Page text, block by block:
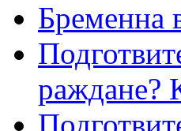
Бременна
раждане?